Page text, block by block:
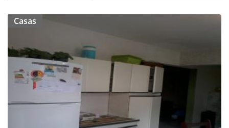
Casas